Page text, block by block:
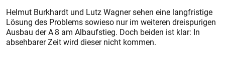
Helmut Burkhardt und Lutz Wagner sehen eine langfristige
Lösung des Problems sowieso nur im weiteren dreispurigen
Ausbau der A 8 am Albaufstieg. Doch beiden ist klar: In
absehbarer Zeit wird dieser nicht kommen.